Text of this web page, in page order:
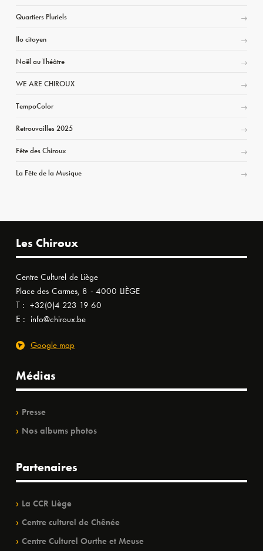
Quartiers Pluriels
Ilo citoyen
Noël au Théâtre
WE ARE CHIROUX
TempoColor
Retrouvailles 2025
Fête des Chiroux
La Fête de la Musique
Les Chiroux
Centre Culturel de Liège
Place des Carmes, 8 - 4000 LIÈGE
T : +32(0)4 223 19 60
E : info@chiroux.be
Google map
Médias
Presse
Nos albums photos
Partenaires
La CCR Liège
Centre culturel de Chênée
Centre Culturel Ourthe et Meuse